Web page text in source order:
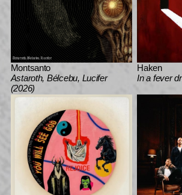
Montsanto
Astaroth, Bélcebu, Lucifer
(2026)
Haken
In a fever